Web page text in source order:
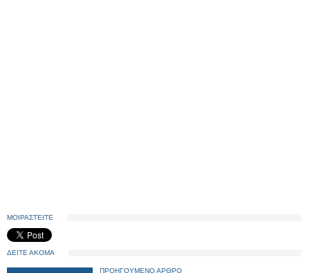
ΜΟΙΡΑΣΤΕΙΤΕ
ΔΕΙΤΕ ΑΚΟΜΑ
ΠΡΟΗΓΟΥΜΕΝΟ ΑΡΘΡΟ